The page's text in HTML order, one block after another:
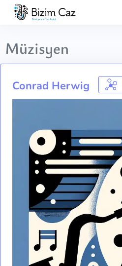
Müzisyen
Conrad Herwig